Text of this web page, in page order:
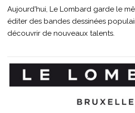
Aujourd'hui, Le Lombard garde le
éditer des bandes dessinées
découvrir de nouveaux talents.